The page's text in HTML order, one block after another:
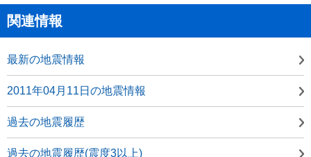
関連情報
最新の地震情報
2011年04月11日の地震情報
過去の地震履歴
過去の地震履歴(震度3以上)